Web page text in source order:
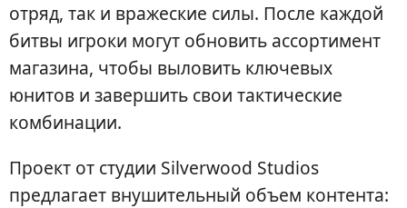
отряд, так и вражеские силы. После каждой
битвы игроки могут обновить ассортимент
магазина, чтобы выловить ключевых
юнитов и завершить свои тактические
комбинации.
Проект от студии Silverwood Studios
предлагает внушительный объем контента: